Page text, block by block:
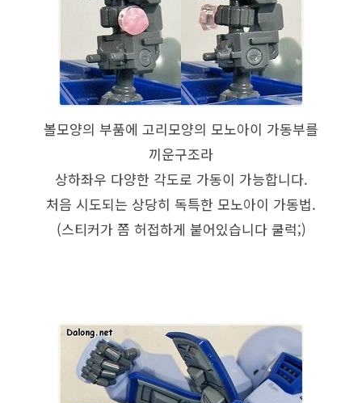
볼모양의 부품에 고리모양의 모노아이 가동부를
끼운구조라
상하좌우 다양한 각도로 가동이 가능합니다.
처음 시도되는 상당히 독특한 모노아이 가동법.
(스티커가 쫌 허접하게 붙어있습니다 쿨럭;)